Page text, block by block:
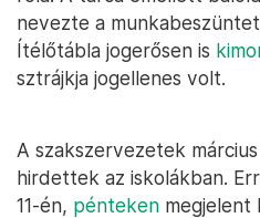
nevezte a
Ítélőtábla jogerősen is
sztrájkja jogellenes volt.
A szakszervezetek
hirdettek az iskolákban.
11-én, pénteken megjelent